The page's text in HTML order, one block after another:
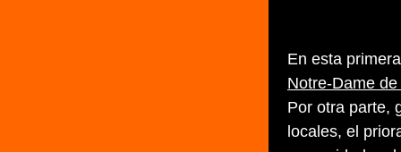
En esta
Notre-Dame
Por otra parte,
locales, el